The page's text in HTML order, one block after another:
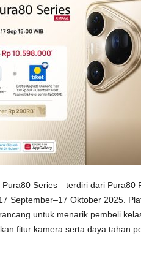
Pura80 Series—terdiri dari
September–17 Oktober 2025.
untuk menarik pembeli
fitur kamera serta daya tahan